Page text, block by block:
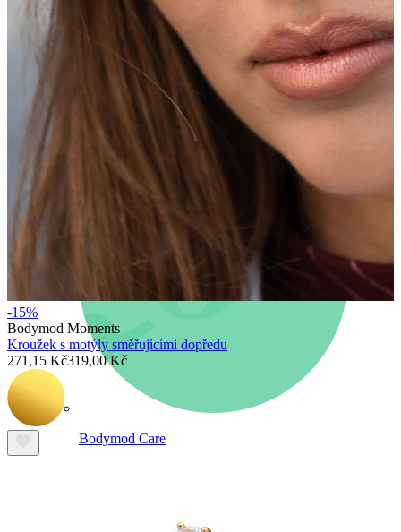
Novinky
Kup 4, zaplať za 3 Nakup Bodymod Moments
Brands
Bodymod Care
-15%
Bodymod Moments
Kroužek s motýly směřujícími dopředu
271,15 Kč319,00 Kč